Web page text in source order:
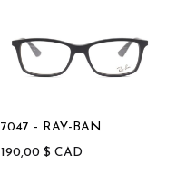
7047 – RAY-BAN
190,00 $ CAD